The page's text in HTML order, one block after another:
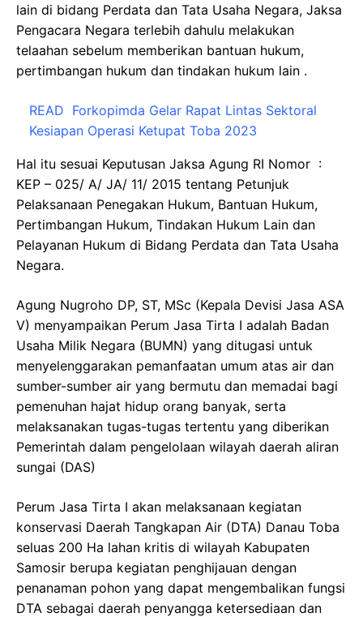
lain di bidang Perdata dan Tata Usaha Negara, Jaksa
Pengacara Negara terlebih dahulu melakukan
telaahan sebelum memberikan bantuan hukum,
pertimbangan hukum dan tindakan hukum lain .
READ Forkopimda Gelar Rapat Lintas Sektoral
Kesiapan Operasi Ketupat Toba 2023
Hal itu sesuai Keputusan Jaksa Agung RI Nomor :
KEP – 025/ A/ JA/ 11/ 2015 tentang Petunjuk
Pelaksanaan Penegakan Hukum, Bantuan Hukum,
Pertimbangan Hukum, Tindakan Hukum Lain dan
Pelayanan Hukum di Bidang Perdata dan Tata Usaha
Negara.
Agung Nugroho DP, ST, MSc (Kepala Devisi Jasa ASA
V) menyampaikan Perum Jasa Tirta I adalah Badan
Usaha Milik Negara (BUMN) yang ditugasi untuk
menyelenggarakan pemanfaatan umum atas air dan
sumber-sumber air yang bermutu dan memadai bagi
pemenuhan hajat hidup orang banyak, serta
melaksanakan tugas-tugas tertentu yang diberikan
Pemerintah dalam pengelolaan wilayah daerah aliran
sungai (DAS)
Perum Jasa Tirta I akan melaksanaan kegiatan
konservasi Daerah Tangkapan Air (DTA) Danau Toba
seluas 200 Ha lahan kritis di wilayah Kabupaten
Samosir berupa kegiatan penghijauan dengan
penanaman pohon yang dapat mengembalikan fungsi
DTA sebagai daerah penyangga ketersediaan dan